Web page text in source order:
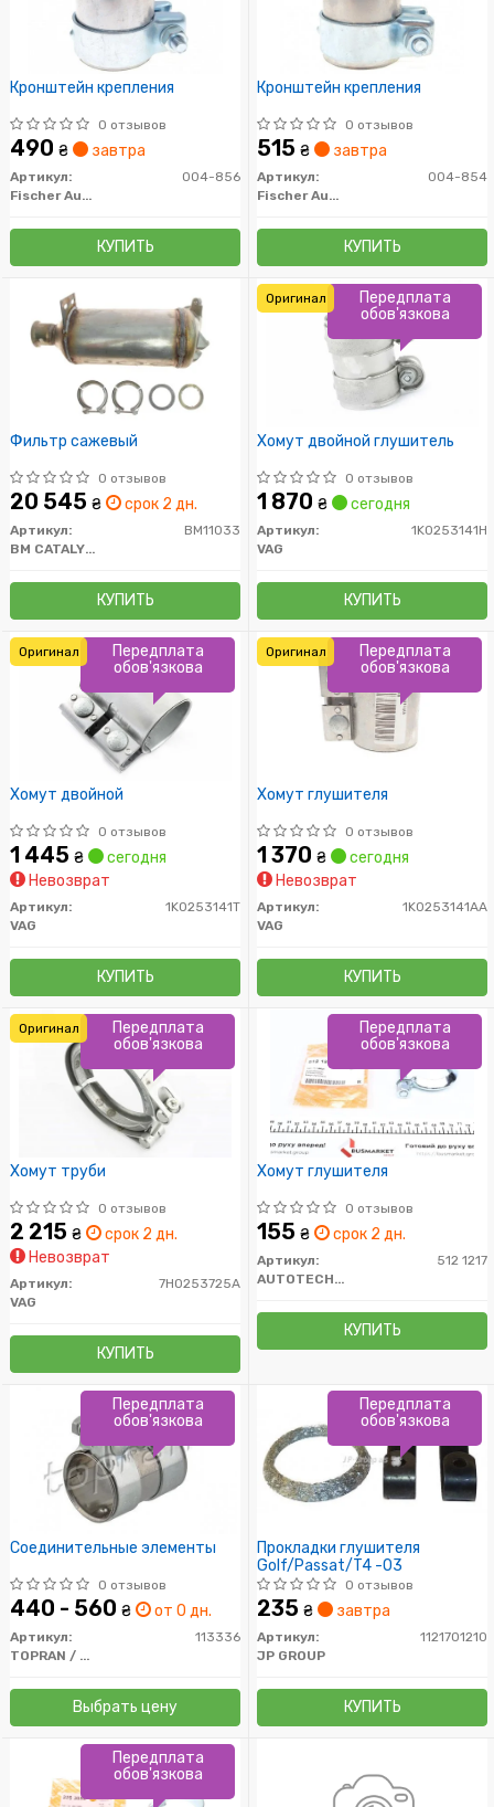
Кронштейн крепления
0 отзывов
490 ₴ завтра
Артикул:
004-856
Fischer Automotive One (FA1)
КУПИТЬ
Кронштейн крепления
0 отзывов
515 ₴ завтра
Артикул:
004-854
Fischer Automotive One (FA1)
КУПИТЬ
Фильтр сажевый
0 отзывов
20 545 ₴ срок 2 дн.
Артикул:
BM11033
BM CATALYSTS
КУПИТЬ
Хомут двойной глушитель
0 отзывов
1 870 ₴ сегодня
Артикул:
1K0253141H
VAG
КУПИТЬ
Передплата
обов'язкова
Оригинал
Хомут двойной
0 отзывов
1 445 ₴
сегодня
Невозврат
Артикул:
1K0253141T
VAG
КУПИТЬ
Передплата
обов'язкова
Оригинал
Хомут глушителя
0 отзывов
1 370 ₴
сегодня
Невозврат
Артикул:
1K0253141AA
VAG
КУПИТЬ
Передплата
обов'язкова
Оригинал
Хомут труби
0 отзывов
2 215 ₴
срок 2 дн.
Невозврат
Артикул:
7H0253725A
VAG
КУПИТЬ
Передплата
обов'язкова
Оригинал
Хомут глушителя
0 отзывов
155 ₴ срок 2 дн.
Артикул:
512 1217
AUTOTECHTEILE
КУПИТЬ
Передплата
обов'язкова
Соединительные элементы
0 отзывов
440 - 560 ₴ от 0 дн.
Артикул:
113336
TOPRAN / HANS PRIES
Выбрать цену
Передплата
обов'язкова
Прокладки глушителя
Golf/Passat/T4 -03
0 отзывов
235 ₴ завтра
Артикул:
1121701210
JP GROUP
КУПИТЬ
Передплата
обов'язкова
Передплата
обов'язкова